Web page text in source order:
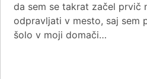
da sem se takrat začel prvič
odpravljati v mesto, saj sem
šolo v moji domači…